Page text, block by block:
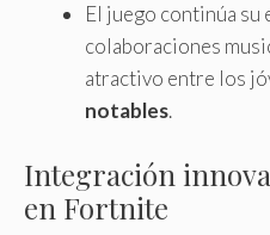
El juego continúa su
colaboraciones
atractivo entre los
notables.
Integración
en Fortnite